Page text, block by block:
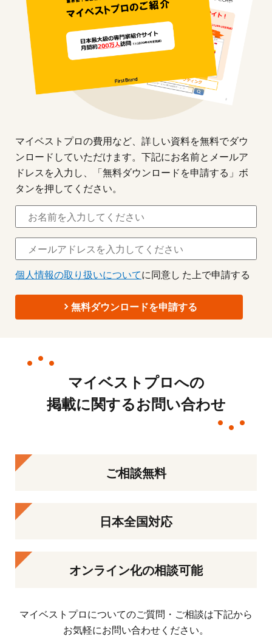
マイベストプロの費用など、詳しい資料を無料でダウ
ンロードしていただけます。下記にお名前とメールア
ドレスを入力し、「無料ダウンロードを申請する」ボ
タンを押してください。
個人情報の取り扱いについてに同意し た上で申請する
無料ダウンロードを申請する
マイベストプロへの
掲載に関するお問い合わせ
ご相談無料
日本全国対応
オンライン化の相談可能
マイベストプロについてのご質問・ご相談は下記から
お気軽にお問い合わせください。